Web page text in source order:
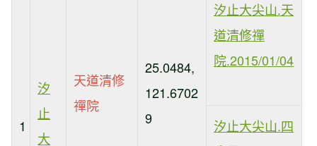
1
汐
止
大
天道清修
禪院
25.0484,
121.6702
9
汐止大尖山.天
道清修禪
院.2015/01/04
汐止大尖山.四